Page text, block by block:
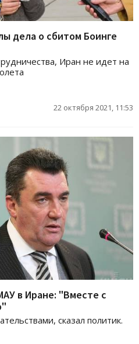
дела о сбитом Боинге
Иран не идет на
22 октября 2021, 11:53
в Иране: "Вместе с
сказал политик.